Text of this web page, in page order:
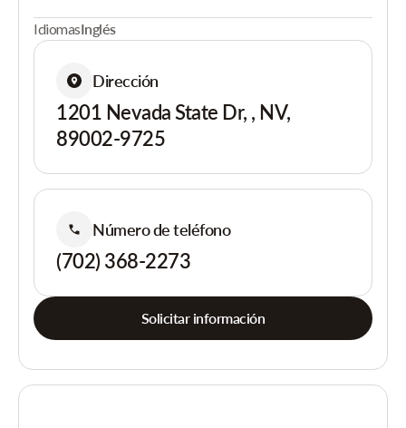
IdiomasInglés
Dirección
1201 Nevada State Dr, , NV,
89002-9725
Número de teléfono
(702) 368-2273
Solicitar información